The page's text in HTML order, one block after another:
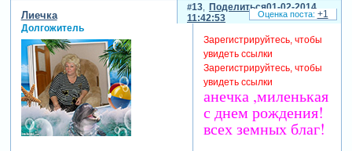
Поделиться
13
01-02-2014
11:42:53
Лиечка
Долгожитель
Зарегистрируйтесь, чтобы
увидеть ссылки
Зарегистрируйтесь, чтобы
увидеть ссылки
анечка ,миленькая
с днем рождения!
всех земных благ!
+1